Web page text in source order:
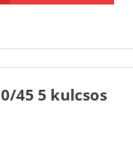
45 5 kulcsos
Ft